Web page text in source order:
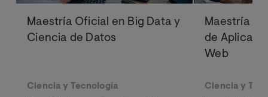
Maestría Oficial en Big Data y
Ciencia de Datos
Ciencia y Tecnología
Maestría
de
Web
Ciencia y